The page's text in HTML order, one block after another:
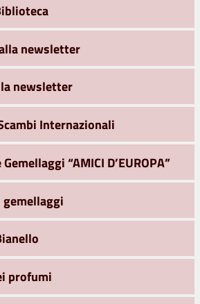
newsletter
newsletter
Internazionali
“AMICI D’EUROPA”
profumi